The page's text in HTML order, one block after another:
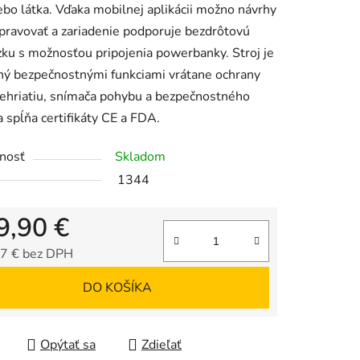
látka. Vďaka mobilnej aplikácii možno návrhy
a zariadenie podporuje bezdrôtovú
s možnosťou pripojenia powerbanky. Stroj je
bezpečnostnými funkciami vrátane ochrany
snímača pohybu a bezpečnostného
spĺňa certifikáty CE a FDA.
Skladom
1344
€
€ bez DPH
DO KOŠÍKA
Opýtať sa Zdieľať